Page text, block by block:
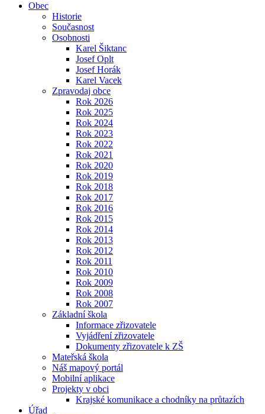
Obec
Historie
Současnost
Osobnosti
Karel Šiktanc
Josef Oplt
Josef Horák
Karel Vacek
Zpravodaj obce
Rok 2026
Rok 2025
Rok 2024
Rok 2023
Rok 2022
Rok 2021
Rok 2020
Rok 2019
Rok 2018
Rok 2017
Rok 2016
Rok 2015
Rok 2014
Rok 2013
Rok 2012
Rok 2011
Rok 2010
Rok 2009
Rok 2008
Rok 2007
Základní škola
Informace zřizovatele
Vyjádření zřizovatele
Dokumenty zřizovatele k ZŠ
Mateřská škola
Náš mapový portál
Mobilní aplikace
Projekty v obci
Krajské komunikace a chodníky na průtazích
Úřad